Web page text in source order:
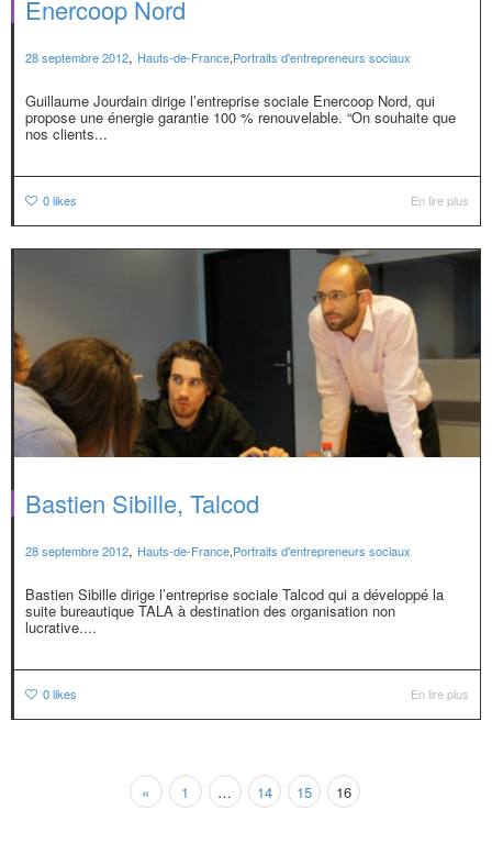
Enercoop Nord
28 septembre 2012, Hauts-de-France,Portraits d'entrepreneurs sociaux
Guillaume Jourdain dirige l’entreprise sociale Enercoop Nord, qui
propose une énergie garantie 100 % renouvelable. “On souhaite que
nos clients...
0likes En lire plus
Bastien Sibille, Talcod
28 septembre 2012, Hauts-de-France,Portraits d'entrepreneurs sociaux
Bastien Sibille dirige l’entreprise sociale Talcod qui a développé la
suite bureautique TALA à destination des organisation non
lucrative....
0likes En lire plus
« 1 … 14 15 16